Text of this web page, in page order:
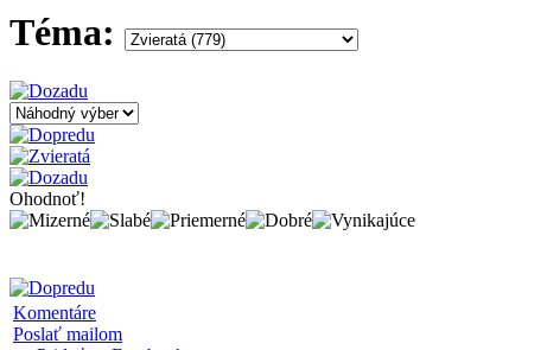
Téma:
Ohodnoť!
Komentáre
Poslať mailom